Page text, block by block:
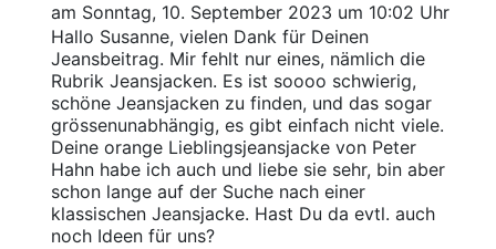
am Sonntag, 10. September 2023 um 10:02 Uhr
Hallo Susanne, vielen Dank für Deinen
Jeansbeitrag. Mir fehlt nur eines, nämlich die
Rubrik Jeansjacken. Es ist soooo schwierig,
schöne Jeansjacken zu finden, und das sogar
grössenunabhängig, es gibt einfach nicht viele.
Deine orange Lieblingsjeansjacke von Peter
Hahn habe ich auch und liebe sie sehr, bin aber
schon lange auf der Suche nach einer
klassischen Jeansjacke. Hast Du da evtl. auch
noch Ideen für uns?